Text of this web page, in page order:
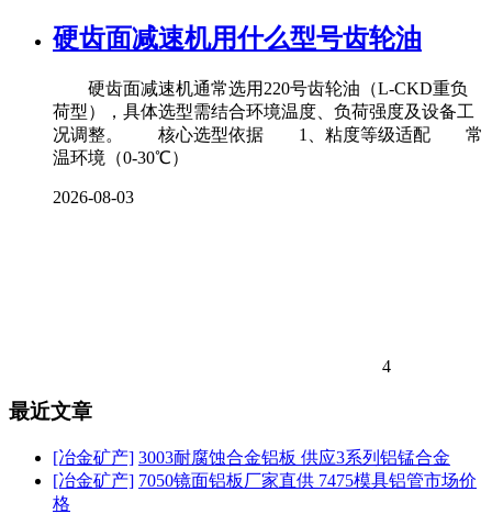
硬齿面减速机用什么型号齿轮油
硬齿面减速机通常选用220号齿轮油（L-CKD重负
荷型），具体选型需结合环境温度、负荷强度及设备工
况调整。 核心选型依据 1、粘度等级适配 常
温环境（0-30℃）
2026-08-03
4
最近文章
[冶金矿产] 3003耐腐蚀合金铝板 供应3系列铝锰合金
[冶金矿产] 7050镜面铝板厂家直供 7475模具铝管市场价
格